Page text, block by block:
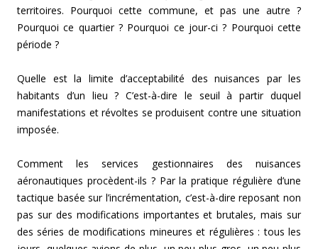
territoires. Pourquoi cette commune, et pas une autre ?
Pourquoi ce quartier ? Pourquoi ce jour-ci ? Pourquoi cette
période ?
Quelle est la limite d’acceptabilité des nuisances par les
habitants d’un lieu ? C’est-à-dire le seuil à partir duquel
manifestations et révoltes se produisent contre une situation
imposée.
Comment les services gestionnaires des nuisances
aéronautiques procèdent-ils ? Par la pratique régulière d’une
tactique basée sur l’incrémentation, c’est-à-dire reposant non
pas sur des modifications importantes et brutales, mais sur
des séries de modifications mineures et régulières : tous les